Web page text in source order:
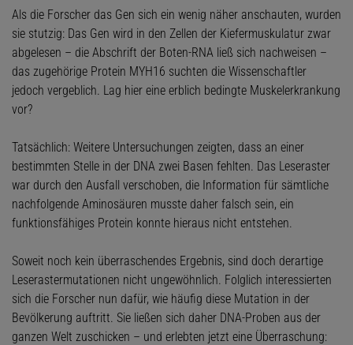
Als die Forscher das Gen sich ein wenig näher anschauten, wurden
sie stutzig: Das Gen wird in den Zellen der Kiefermuskulatur zwar
abgelesen – die Abschrift der Boten-RNA ließ sich nachweisen –
das zugehörige Protein MYH16 suchten die Wissenschaftler
jedoch vergeblich. Lag hier eine erblich bedingte Muskelerkrankung
vor?
Tatsächlich: Weitere Untersuchungen zeigten, dass an einer
bestimmten Stelle in der DNA zwei Basen fehlten. Das Leseraster
war durch den Ausfall verschoben, die Information für sämtliche
nachfolgende Aminosäuren musste daher falsch sein, ein
funktionsfähiges Protein konnte hieraus nicht entstehen.
Soweit noch kein überraschendes Ergebnis, sind doch derartige
Leserastermutationen nicht ungewöhnlich. Folglich interessierten
sich die Forscher nun dafür, wie häufig diese Mutation in der
Bevölkerung auftritt. Sie ließen sich daher DNA-Proben aus der
ganzen Welt zuschicken – und erlebten jetzt eine Überraschung: